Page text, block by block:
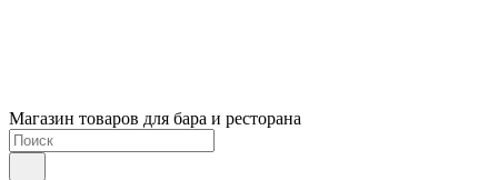
Магазин товаров для бара и ресторана